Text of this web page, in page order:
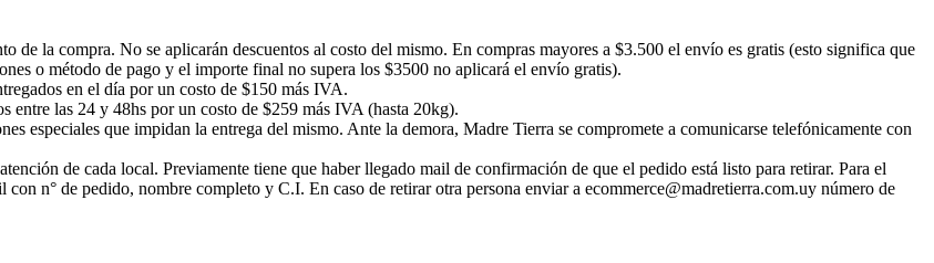
de la compra. No se aplicarán descuentos al costo del mismo. En compras mayores a $3.500 el envío es gratis (esto significa que
o método de pago y el importe final no supera los $3500 no aplicará el envío gratis).
en el día por un costo de $150 más IVA.
entre las 24 y 48hs por un costo de $259 más IVA (hasta 20kg).
especiales que impidan la entrega del mismo. Ante la demora, Madre Tierra se compromete a comunicarse telefónicamente con
de cada local. Previamente tiene que haber llegado mail de confirmación de que el pedido está listo para retirar. Para el
n° de pedido, nombre completo y C.I. En caso de retirar otra persona enviar a ecommerce@madretierra.com.uy número de